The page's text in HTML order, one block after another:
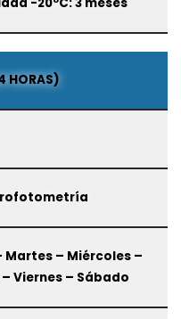
HORAS)
Martes – Miércoles –
Viernes – Sábado